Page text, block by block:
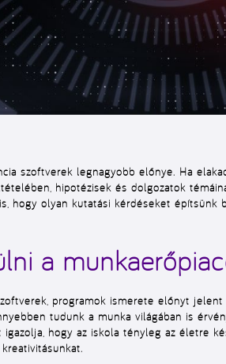
szoftverek legnagyobb előnye. Ha
hipotézisek és dolgozatok
hogy olyan kutatási kérdéseket
a
programok ismerete előnyt
tudunk a munka világában is
hogy az iskola tényleg az életre